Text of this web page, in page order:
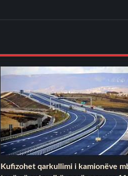
Kufizohet qarkullimi i kamionëve